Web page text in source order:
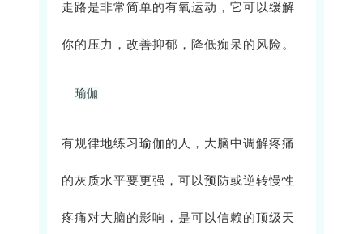
走路是非常简单的有氧运动，它可以缓解
你的压力，改善抑郁，降低痴呆的风险。
瑜伽
有规律地练习瑜伽的人，大脑中调解疼痛
的灰质水平要更强，可以预防或逆转慢性
疼痛对大脑的影响，是可以信赖的顶级天